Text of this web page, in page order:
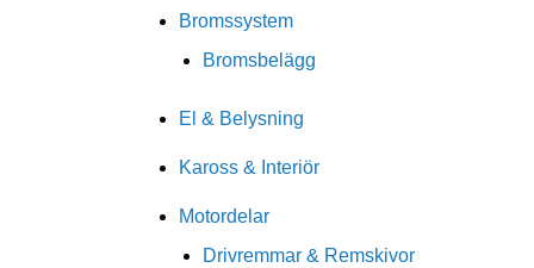
Bromssystem
Bromsbelägg
El & Belysning
Kaross & Interiör
Motordelar
Drivremmar & Remskivor